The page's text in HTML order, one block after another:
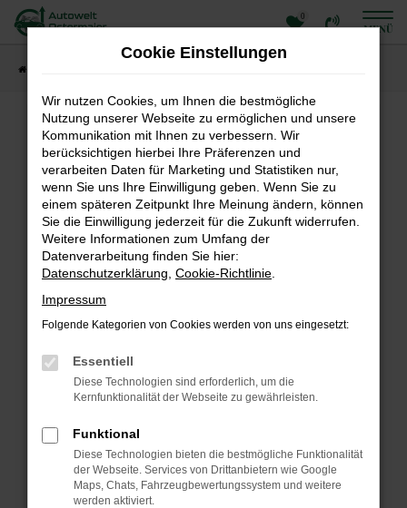
Zum
0
MENÜ
Fehler: Network Error
Beim Laden ist ein Fehler aufgetreten.
Hier sind ein paar Tipps, die dir helfen können:
Überprüfe deine Firewall und deine
Internetverbindung.
Laden andere Webseiten, zum Beispiel deine
Suchmaschine?
Prüfe deine Browsererweiterungen.
Manche Erweiterungen, wie Werbeblocker, können
das Laden bestimmter Seiten verhindern.
oder in einem privaten Fenster?
Starte dein Gerät neu.
Probleme zu beheben.
Stelle sicher, dass dein Browser und dein
Betriebssystem auf dem neuesten Stand sind.
Veraltete Software birgt nicht nur ein
Cookie Einstellungen
Wir nutzen Cookies, um Ihnen die bestmögliche
Nutzung unserer Webseite zu ermöglichen und unsere
Kommunikation mit Ihnen zu verbessern. Wir
berücksichtigen hierbei Ihre Präferenzen und
verarbeiten Daten für Marketing und Statistiken nur,
wenn Sie uns Ihre Einwilligung geben. Wenn Sie zu
einem späteren Zeitpunkt Ihre Meinung ändern, können
Sie die Einwilligung jederzeit für die Zukunft widerrufen.
Weitere Informationen zum Umfang der
Datenverarbeitung finden Sie hier:
Datenschutzerklärung Cookie-Richtlinie
Impressum
Folgende Kategorien von Cookies werden von uns eingesetzt:
Essentiell
Diese Technologien sind erforderlich, um die
Kernfunktionalität der Webseite zu gewährleisten.
Funktional
Diese Technologien bieten die bestmögliche Funktionalität
der Webseite. Services von Drittanbietern wie Google
Maps, Chats, Fahrzeugbewertungssystem und weitere
werden aktiviert.